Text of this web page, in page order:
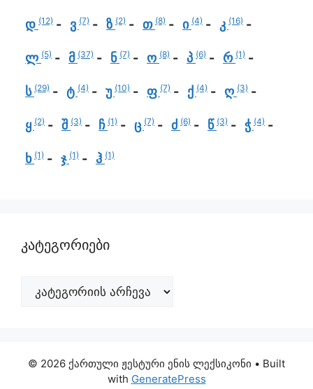
დ (12) ვ (7) ზ (2) თ (8) ი (4) კ (16)
ლ (5) მ (37) ნ (7) ო (8) პ (6) რ (1)
ს (29) ტ (4) უ (10) ფ (7) ქ (4) ღ (3)
ყ (2) შ (3) ჩ (1) ც (7) ძ (6) წ (3) ჭ (4)
ხ (1) ჯ (1) ჰ (1)
კატეგორიები
© 2026 ქართული ჟესტური ენის ლექსიკონი • Built
with GeneratePress